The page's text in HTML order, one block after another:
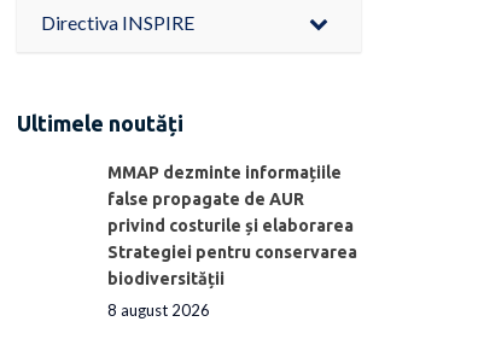
Directiva INSPIRE
Ultimele noutăți
MMAP dezminte informațiile
false propagate de AUR
privind costurile și elaborarea
Strategiei pentru conservarea
biodiversității
8 august 2026